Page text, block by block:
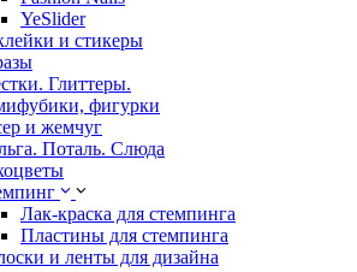
YeSlider
и стикеры
Глиттеры.
фигурки
и жемчуг
Поталь. Слюда
Лак-краска для стемпинга
Пластины для стемпинга
и ленты для дизайна